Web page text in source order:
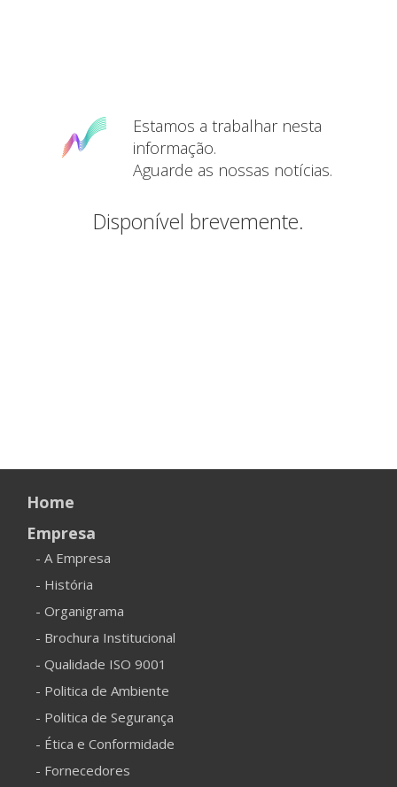
Estamos a trabalhar nesta
informação.
Aguarde as nossas notícias.
Disponível brevemente.
Home
Empresa
- A Empresa
- História
- Organigrama
- Brochura Institucional
- Qualidade ISO 9001
- Politica de Ambiente
- Politica de Segurança
- Ética e Conformidade
- Fornecedores